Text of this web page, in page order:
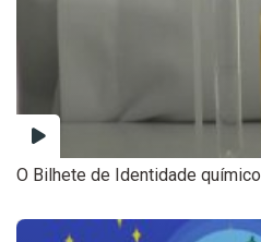
O Bilhete de Identidade químico